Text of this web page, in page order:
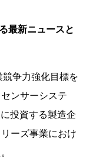
最新ニュースと
争力強化目標を
ンサーシステ
投資する製造企
ーズ事業におけ